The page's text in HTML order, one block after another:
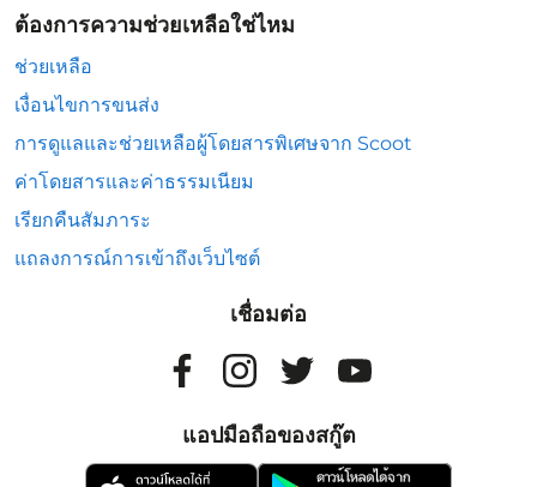
ต้องการความช่วยเหลือใช่ไหม
ช่วยเหลือ
เงื่อนไขการขนส่ง
การดูแลและช่วยเหลือผู้โดยสารพิเศษจาก Scoot
ค่าโดยสารและค่าธรรมเนียม
เรียกคืนสัมภาระ
แถลงการณ์การเข้าถึงเว็บไซต์
เชื่อมต่อ
แอปมือถือของสกู๊ต